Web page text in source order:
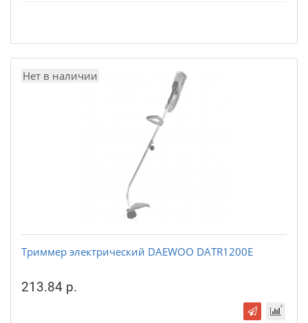
Нет в наличии
Триммер электрический DAEWOO DATR1200E
213.84 р.